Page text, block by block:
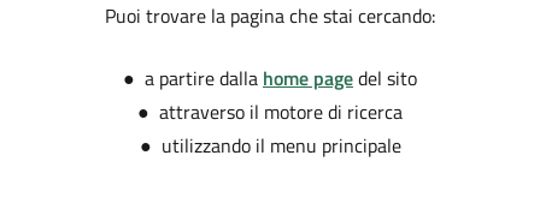
Puoi trovare la pagina che stai cercando:
● a partire dalla home pagedel sito
● attraverso il motore di ricerca
● utilizzando il menu principale